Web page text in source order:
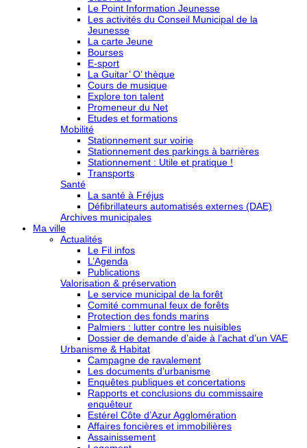
Le Point Information Jeunesse
Les activités du Conseil Municipal de la
Jeunesse
La carte Jeune
Bourses
E-sport
La Guitar’ O’ thèque
Cours de musique
Explore ton talent
Promeneur du Net
Etudes et formations
Mobilité
Stationnement sur voirie
Stationnement des parkings à barrières
Stationnement : Utile et pratique !
Transports
Santé
La santé à Fréjus
Défibrillateurs automatisés externes (DAE)
Archives municipales
Ma ville
Actualités
Le Fil infos
L’Agenda
Publications
Valorisation & préservation
Le service municipal de la forêt
Comité communal feux de forêts
Protection des fonds marins
Palmiers : lutter contre les nuisibles
Dossier de demande d’aide à l’achat d’un VAE
Urbanisme & Habitat
Campagne de ravalement
Les documents d’urbanisme
Enquêtes publiques et concertations
Rapports et conclusions du commissaire
enquêteur
Estérel Côte d’Azur Agglomération
Affaires foncières et immobilières
Assainissement